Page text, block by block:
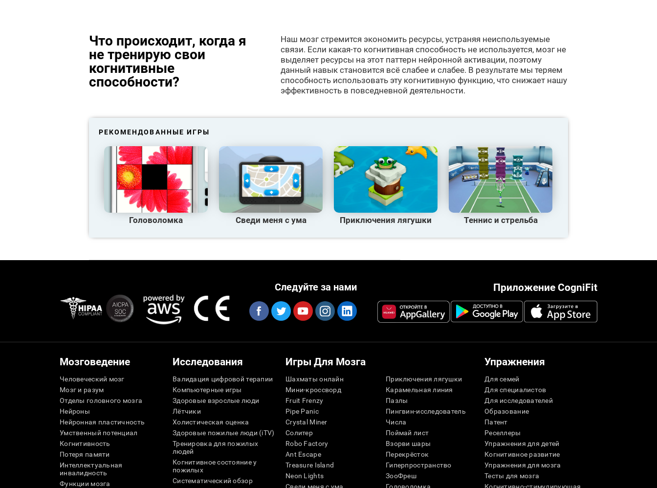
Что происходит, когда я
не тренирую свои
когнитивные
способности?
Наш мозг стремится экономить ресурсы, устраняя неиспользуемые
связи. Если какая-то когнитивная способность не используется, мозг не
выделяет ресурсы на этот паттерн нейронной активации, поэтому
данный навык становится всё слабее и слабее. В результате мы теряем
способность использовать эту когнитивную функцию, что снижает нашу
эффективность в повседневной деятельности.
РЕКОМЕНДОВАННЫЕ ИГРЫ
Головоломка Сведи меня с ума Приключения лягушки Теннис и стрельба
Приложение CogniFit
Следуйте за нами
Мозговедение
Человеческий мозг
Мозг и разум
Отделы головного мозга
Нейроны
Нейронная пластичность
Умственный потенциал
Когнитивность
Потеря памяти
Интеллектуальная
инвалидность
Функции мозга
Исследования
Валидация цифровой терапии
Компьютерные игры
Здоровые взрослые люди
Лётчики
Холистическая оценка
Здоровые пожилые люди (iTV)
Тренировка для пожилых
людей
Когнитивное состояние у
пожилых
Систематический обзор
Игры Для Мозга
Шахматы онлайн
Мини-кроссворд
Fruit Frenzy
Pipe Panic
Crystal Miner
Солитер
Robo Factory
Ant Escape
Treasure Island
Neon Lights
Приключения лягушки
Карамельная линия
Пазлы
Пингвин-исследователь
Числа
Поймай лист
Взорви шары
Перекрёсток
Гиперпространство
ЗооФреш
Упражнения
Для семей
Для специалистов
Для исследователей
Образование
Патент
Реселлеры
Упражнения для детей
Когнитивное развитие
Упражнения для мозга
Тесты для мозга